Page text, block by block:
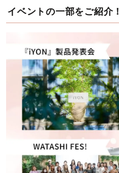
イベントの一部をご紹介！